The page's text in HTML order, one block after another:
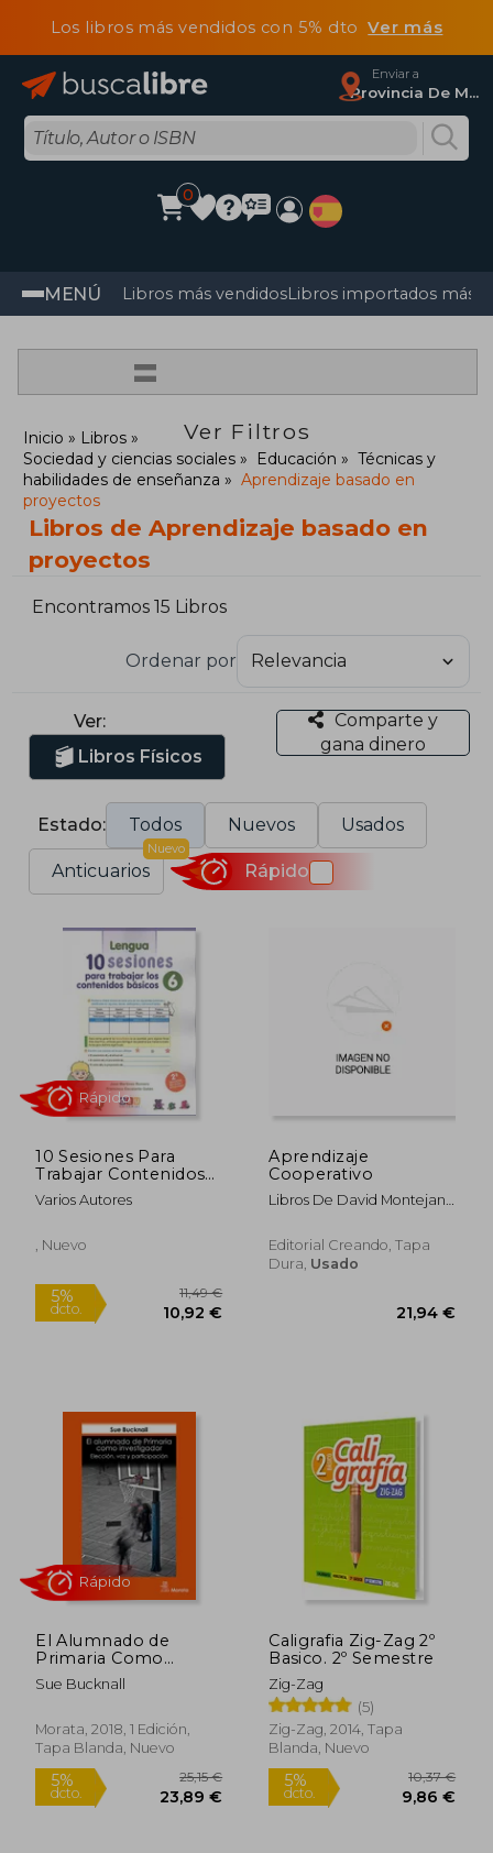
Los libros más vendidos con 5% dtoVer más
Enviar a
Provincia De Madrid
0
MENÚ Libros más vendidosLibros importados más
=
Ver Filtros
Inicio
Libros
Sociedad y ciencias sociales
Educación
Técnicas y
habilidades de enseñanza
Aprendizaje basado en
proyectos
Libros de Aprendizaje basado en
proyectos
Encontramos 15 Libros
Ordenar por
Ver:
Libros Físicos
Comparte y
gana dinero
Estado: Todos Nuevos Usados
Anticuarios
Nuevo
Rápido
10 Sesiones Para
Trabajar Contenidos
Basicos 6
Varios Autores
, Nuevo
5%
Aprendizaje
Cooperativo
Libros De David Montejano
Editorial Creando, Tapa
Dura, Usado
El Alumnado de
Primaria Como
Investigador
Sue Bucknall
Morata, 2018, 1 Edición,
Tapa Blanda, Nuevo
Rápido
Caligrafia Zig-Zag 2º
Basico. 2º Semestre
Zig-Zag
(5)
Zig-Zag, 2014, Tapa
Blanda, Nuevo